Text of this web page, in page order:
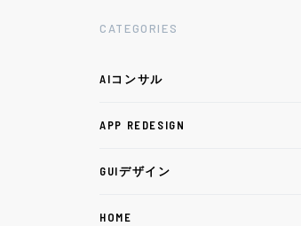
CATEGORIES
AIコンサル
APP REDESIGN
GUIデザイン
HOME